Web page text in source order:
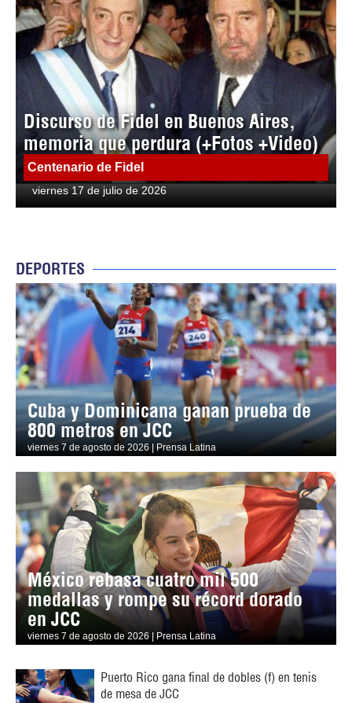
Discurso de Fidel en Buenos Aires,
memoria que perdura (+Fotos +Video)
Centenario de Fidel
viernes 17 de julio de 2026
DEPORTES
Cuba y Dominicana ganan prueba de
800 metros en JCC
viernes 7 de agosto de 2026 | Prensa Latina
México rebasa cuatro mil 500
medallas y rompe su récord dorado
en JCC
viernes 7 de agosto de 2026 | Prensa Latina
Puerto Rico gana final de dobles (f) en tenis
de mesa de JCC